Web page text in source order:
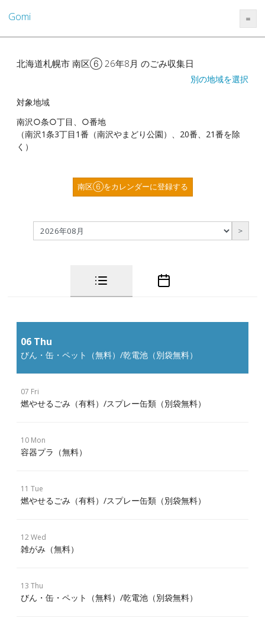
Gomi ＝
北海道札幌市 南区⑥ 26年8月 のごみ収集日
別の地域を選択
対象地域
南沢○条○丁目、○番地
（南沢1条3丁目1番（南沢やまどり公園）、20番、21番を除
く）
南区⑥をカレンダーに登録する
＞
06 Thu
びん・缶・ペット（無料）/乾電池（別袋無料）
07 Fri
燃やせるごみ（有料）/スプレー缶類（別袋無料）
10 Mon
容器プラ（無料）
11 Tue
燃やせるごみ（有料）/スプレー缶類（別袋無料）
12 Wed
雑がみ（無料）
13 Thu
びん・缶・ペット（無料）/乾電池（別袋無料）